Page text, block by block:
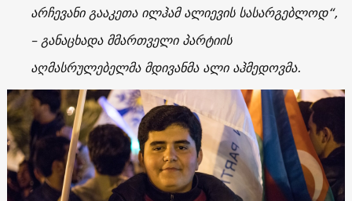
არჩევანი გააკეთა ილჰამ ალიევის სასარგებლოდ“,
– განაცხადა მმართველი პარტიის
აღმასრულებელმა მდივანმა ალი აჰმედოვმა.